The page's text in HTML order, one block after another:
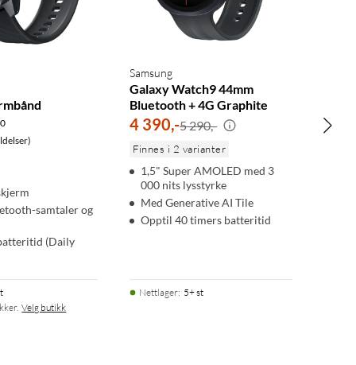
samtaler og
(Daily
Velg butikk
Samsung
Galaxy Watch9 44mm
Bluetooth + 4G Graphite
4 390,-5 290,-
Finnes i 2 varianter
1,5" Super AMOLED med 3
000 nits lysstyrke
Med Generative AI Tile
Opptil 40 timers batteritid
Nettlager: 5+ st